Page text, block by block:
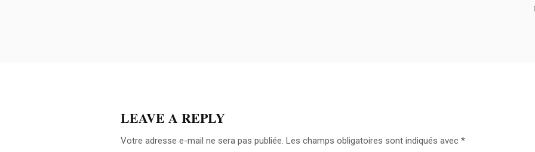
LEAVE A REPLY
Votre adresse e-mail ne sera pas publiée. Les champs obligatoires sont indiqués avec *